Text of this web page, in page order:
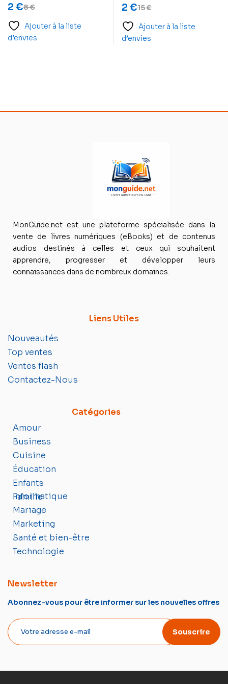
8€
2 €
Ajouter à la liste
d’envies
des exercices pour
reconnaître vos
talents, les valoriser,
15€
2 €
Ajouter à la liste
d’envies
MonGuide.net est une plateforme spécialisée dans la
vente de livres numériques (eBooks) et de contenus
audios destinés à celles et ceux qui souhaitent
apprendre, progresser et développer leurs
connaissances dans de nombreux domaines.
Liens Utiles
Nouveautés
Top ventes
Ventes flash
Contactez-Nous
Catégories
Amour
Business
Cuisine
Éducation
Enfants
Famille
Informatique
Mariage
Marketing
Santé et bien-être
Technologie
Newsletter
Abonnez-vous pour être informer sur les nouvelles offres
Souscrire